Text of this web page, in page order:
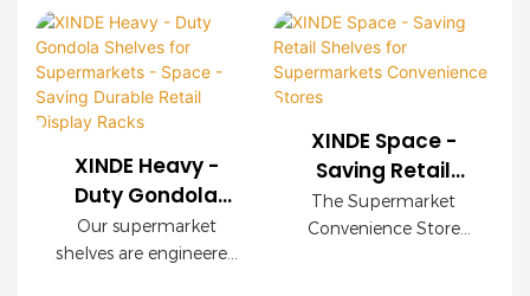
XINDE Heavy -
Duty Gondola
Shelves for
Supermarkets -
Our supermarket
shelves are engineered
XINDE Space -
Saving Retail
Shelves for
Supermarkets
The Supermarket
Convenience Store